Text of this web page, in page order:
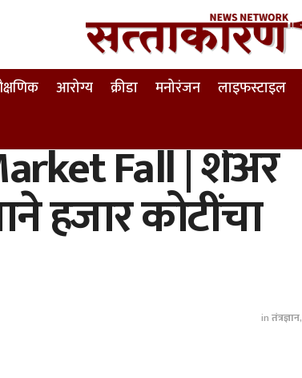
आरोग्य क्रीडा मनोरंजन लाइफस्टाइल
Fall | शेअर
हजार कोटींचा
inतंत्रज्ञान,